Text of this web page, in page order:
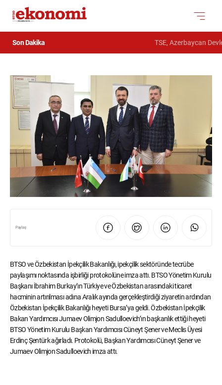
Son Dakika TSE, Azerbaycan
Paylaş
BTSO ve Özbekistan İpekçilik Bakanlığı, ipekçilik sektöründe tecrübe
paylaşımı noktasında işbirliği protokolüne imza attı. BTSO Yönetim Kurulu
Başkanı İbrahim Burkay’ın Türkiye ve Özbekistan arasındaki ticaret
hacminin artırılması adına Aralık ayında gerçekleştirdiği ziyaretin ardından
Özbekistan İpekçilik Bakanlığı heyeti Bursa’ya geldi. Özbekistan İpekçilik
Bakan Yardımcısı Jumaev Olimjon Sadulloevich’ın başkanlık ettiği heyeti
BTSO Yönetim Kurulu Başkan Yardımcısı Cüneyt Şener ve Meclis Üyesi
Erdinç Şentürk ağırladı. Protokolü, Başkan Yardımcısı Cüneyt Şener ve
Jumaev Olimjon Sadulloevich imza attı.